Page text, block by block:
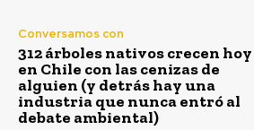
Conversamos con
312 árboles nativos crecen hoy
en Chile con las cenizas de
alguien (y detrás hay una
industria que nunca entró al
debate ambiental)